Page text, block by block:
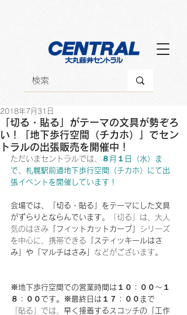
「切る・貼る」がテーマの文具が勢ぞろ
い！「地下歩行空間（チカホ）」でセン
トラルの出張販売を開催中！
2018年7月31日
ただいまセントラルでは、
８月１日（水）ま
で、札幌駅前通地下歩行空間（チカホ）にて出
張イベントを開催しています！
会場では、「切る・貼る」をテーマにした文具
がずらりとならんでいます。「切る」は、大人
気のはさみ 「フィットカットカーブ」
シリーズ
を中心に、携帯できる 「スティッキールはさ
み」や「マルチはさみ」 などがございます。
※地下歩行空間での営業時間は１０：００～１
８：００です。※最終日は１７：００まで
「貼る」では、 早く接着するスコッチの「工作